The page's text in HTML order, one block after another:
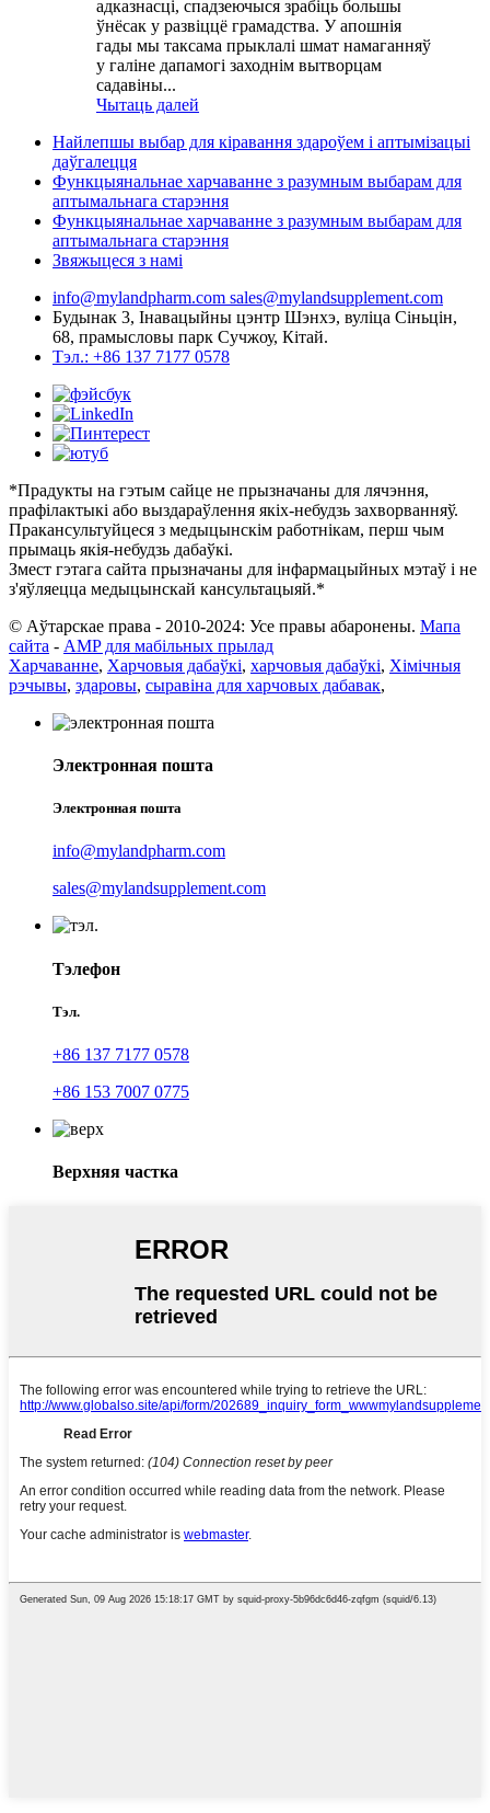
адказнасці, спадзеючыся зрабіць большы
ўнёсак у развіццё грамадства. У апошнія
гады мы таксама прыклалі шмат намаганняў
у галіне дапамогі заходнім вытворцам
садавіны...
Чытаць далей
Найлепшы выбар для кіравання здароўем і аптымізацыі
даўгалецця
Функцыянальнае харчаванне з разумным выбарам для
аптымальнага старэння
Функцыянальнае харчаванне з разумным выбарам для
аптымальнага старэння
Звяжыцеся з намі
info@mylandpharm.com sales@mylandsupplement.com
Будынак 3, Інавацыйны цэнтр Шэнхэ, вуліца Сіньцін,
68, прамысловы парк Сучжоу, Кітай.
Тэл.: +86 137 7177 0578
*Прадукты на гэтым сайце не прызначаны для лячэння,
прафілактыкі або выздараўлення якіх-небудзь захворванняў.
Пракансультуйцеся з медыцынскім работнікам, перш чым
прымаць якія-небудзь дабаўкі.
Змест гэтага сайта прызначаны для інфармацыйных мэтаў і не
з'яўляецца медыцынскай кансультацыяй.*
© Аўтарскае права - 2010-2024: Усе правы абаронены. Мапа
сайта - AMP для мабільных прылад
Харчаванне, Харчовыя дабаўкі, харчовыя дабаўкі, Хімічныя
рэчывы, здаровы, сыравіна для харчовых дабавак,
Электронная пошта
Электронная пошта
info@mylandpharm.com
sales@mylandsupplement.com
Тэлефон
Тэл.
+86 137 7177 0578
+86 153 7007 0775
Верхняя частка